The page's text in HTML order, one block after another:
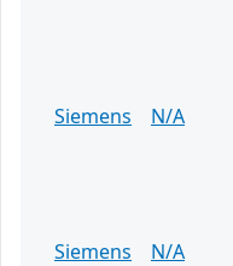
Siemens
N/A
Siemens
N/A